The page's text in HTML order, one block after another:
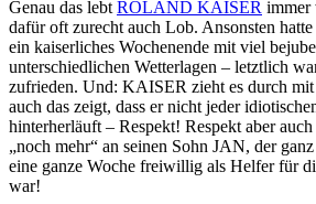
Genau das lebt ROLAND KAISER immer
dafür oft zurecht auch Lob. Ansonsten
ein kaiserliches Wochenende mit viel
unterschiedlichen Wetterlagen – letztlich
zufrieden. Und: KAISER zieht es durch
auch das zeigt, dass er nicht jeder
hinterherläuft – Respekt! Respekt aber
„noch mehr“ an seinen Sohn JAN, der
eine ganze Woche freiwillig als Helfer für
war!